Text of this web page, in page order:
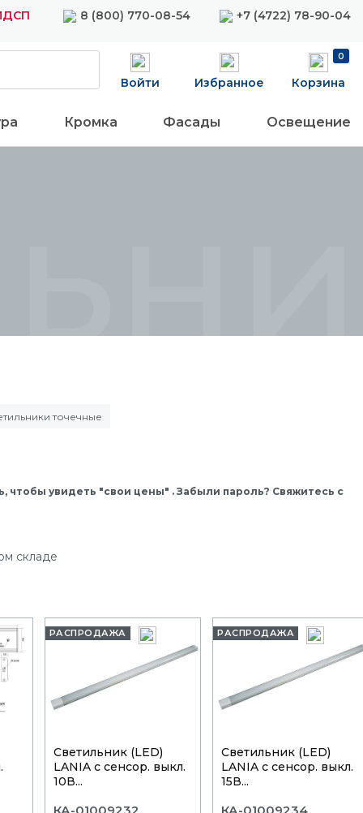
8 (800) 770-08-54 +7 (4722) 78-90-04
Войти Избранное
0
Корзина
Кромка Фасады Освещение
точечные
чтобы увидеть "свои цены" . Забыли пароль? Свяжитесь с
складе
РАСПРОДАЖА
Светильник (LED)
LANIA с сенсор. выкл.
10В...
РАСПРОДАЖА
Светильник (LED)
LANIA с сенсор. выкл.
15В...